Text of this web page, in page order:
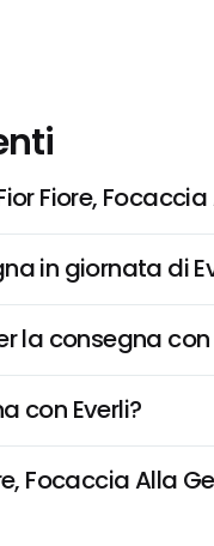
Fiore,
in giornata di
la consegna con
con Everli?
Focaccia Alla